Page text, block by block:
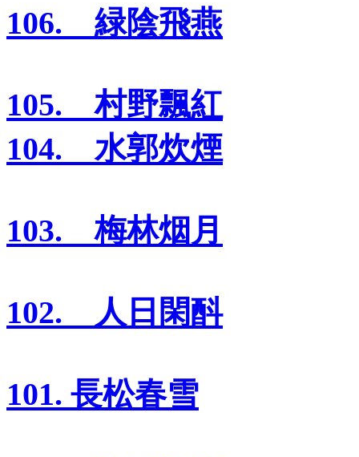
106. 緑陰飛燕
105. 村野飄紅
104. 水郭炊煙
103. 梅林烟月
102. 人日閑酙
101. 長松春雪